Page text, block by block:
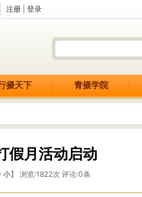
注册 登录
摄天下 青摄学院
假月活动启动
小】 浏览:1822次 评论:0条